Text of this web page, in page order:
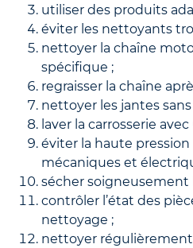
utiliser des produits
éviter les nettoyants
nettoyer la chaîne
spécifique ;
regraisser la chaîne
nettoyer les jantes
laver la carrosserie
éviter la haute pression
mécaniques et
sécher soigneusement
contrôler l’état des
nettoyage ;
nettoyer